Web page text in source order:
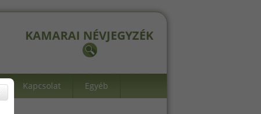
KAMARAI NÉVJEGYZÉK
Kapcsolat Egyéb